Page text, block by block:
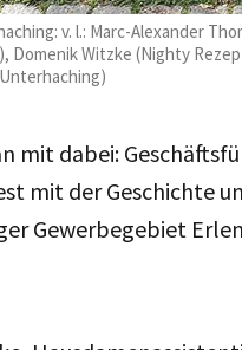
v. l.: Marc-Alexander
Witzke (Nighty
mit dabei:
mit der Geschichte
Gewerbegebiet